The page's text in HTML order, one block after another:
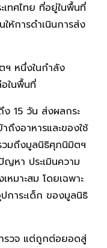
ทศไทย ที่อยู่ในพื้นที่
ห้การดำเนินการส่ง
ฯ หนึ่งในกำลัง
ในพื้นที่
ง 15 วัน ส่งผลกระ
ถึงอาหารและของใช้
มถึงมูลนิธิศุภนิมิตฯ
หา ประเมินความ
หมาะสม โดยเฉพาะ
ปการะเด็ก ของมูลนิธิ
รวจ แต่ถูกต่อยอดสู่